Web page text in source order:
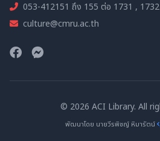
053-412151 ถึง 155 ต่อ 1731 , 1732
culture@cmru.ac.th
© 2026 ACI Library. All
พัฒนาโดย นายวีรพิชญ์ หิมารัตน์